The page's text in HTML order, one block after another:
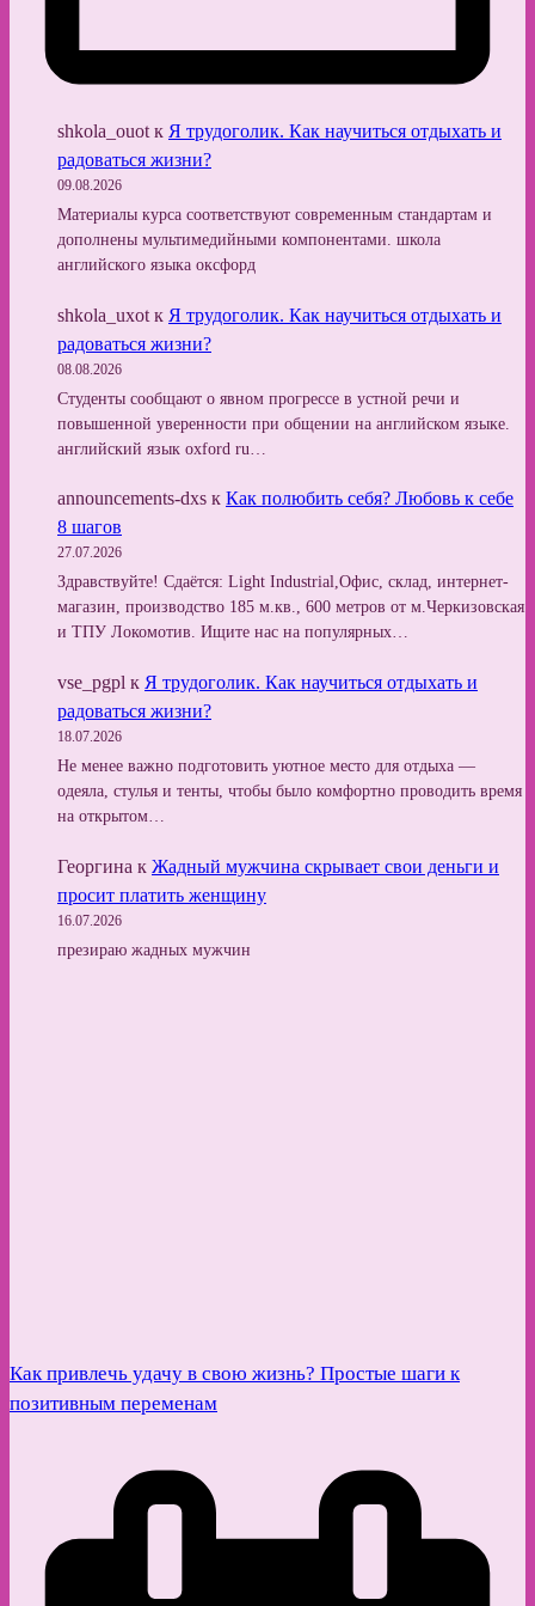
shkola_ouot к Я трудоголик. Как научиться отдыхать и
радоваться жизни?
09.08.2026
Материалы курса соответствуют современным стандартам и
дополнены мультимедийными компонентами. школа
английского языка оксфорд
shkola_uxot к Я трудоголик. Как научиться отдыхать и
радоваться жизни?
08.08.2026
Студенты сообщают о явном прогрессе в устной речи и
повышенной уверенности при общении на английском языке.
английский язык oxford ru…
announcements-dxs к Как полюбить себя? Любовь к себе
8 шагов
27.07.2026
Здравствуйте! Сдаётся: Light Industrial,Офис, склад, интернет-
магазин, производство 185 м.кв., 600 метров от м.Черкизовская
и ТПУ Локомотив. Ищите нас на популярных…
vse_pgpl к Я трудоголик. Как научиться отдыхать и
радоваться жизни?
18.07.2026
Не менее важно подготовить уютное место для отдыха —
одеяла, стулья и тенты, чтобы было комфортно проводить время
на открытом…
Георгина к Жадный мужчина скрывает свои деньги и
просит платить женщину
16.07.2026
презираю жадных мужчин
Как привлечь удачу в свою жизнь? Простые шаги к
позитивным переменам